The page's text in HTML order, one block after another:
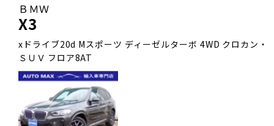
ＢＭＷ
X3
xドライブ20d Mスポーツ ディーゼルターボ 4WD クロカン・
ＳＵＶ フロア8AT